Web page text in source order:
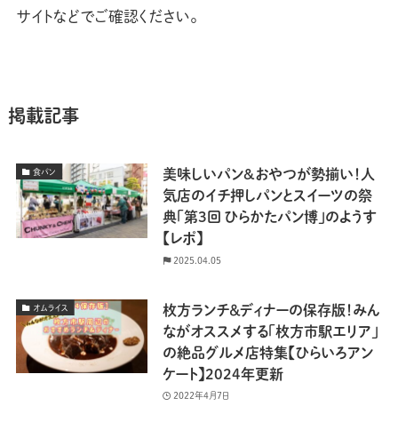
サイトなどでご確認ください。
掲載記事
食パン
美味しいパン&おやつが勢揃い！人
気店のイチ押しパンとスイーツの祭
典「第3回 ひらかたパン博」のようす
【レポ】
2025.04.05
オムライス
枚方ランチ＆ディナーの保存版！みん
ながオススメする「枚方市駅エリア」
の絶品グルメ店特集【ひらいろアン
ケート】2024年更新
2022年4月7日